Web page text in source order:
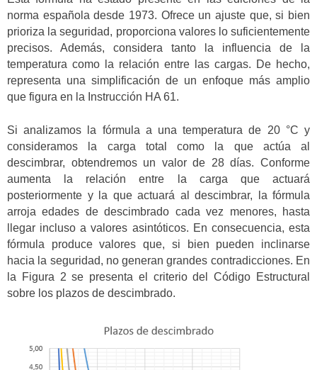
norma española desde 1973. Ofrece un ajuste que, si bien
prioriza la seguridad, proporciona valores lo suficientemente
precisos. Además, considera tanto la influencia de la
temperatura como la relación entre las cargas. De hecho,
representa una simplificación de un enfoque más amplio
que figura en la Instrucción HA 61.
Si analizamos la fórmula a una temperatura de 20 °C y
consideramos la carga total como la que actúa al
descimbrar, obtendremos un valor de 28 días. Conforme
aumenta la relación entre la carga que actuará
posteriormente y la que actuará al descimbrar, la fórmula
arroja edades de descimbrado cada vez menores, hasta
llegar incluso a valores asintóticos. En consecuencia, esta
fórmula produce valores que, si bien pueden inclinarse
hacia la seguridad, no generan grandes contradicciones. En
la Figura 2 se presenta el criterio del Código Estructural
sobre los plazos de descimbrado.